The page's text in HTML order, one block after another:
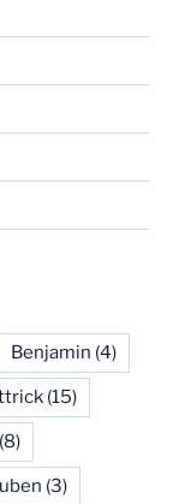
Benjamin (4)
(15)
(8)
(3)